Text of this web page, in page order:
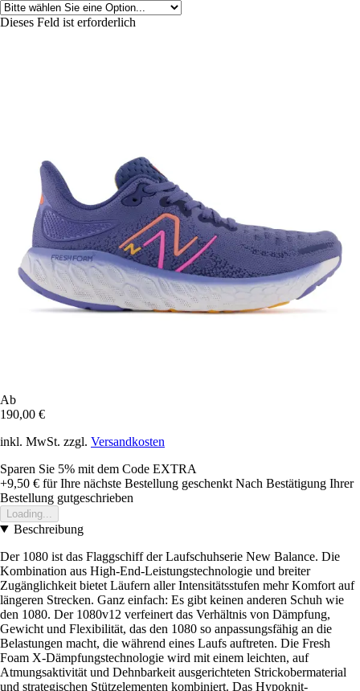
Dieses Feld ist erforderlich
Ab
190,00 €
inkl. MwSt. zzgl. Versandkosten
Sparen Sie 5% mit dem Code EXTRA
+9,50 € für Ihre nächste Bestellung geschenkt Nach Bestätigung Ihrer
Bestellung gutgeschrieben
Loading...
Beschreibung
Der 1080 ist das Flaggschiff der Laufschuhserie New Balance. Die
Kombination aus High-End-Leistungstechnologie und breiter
Zugänglichkeit bietet Läufern aller Intensitätsstufen mehr Komfort auf
längeren Strecken. Ganz einfach: Es gibt keinen anderen Schuh wie
den 1080. Der 1080v12 verfeinert das Verhältnis von Dämpfung,
Gewicht und Flexibilität, das den 1080 so anpassungsfähig an die
Belastungen macht, die während eines Laufs auftreten. Die Fresh
Foam X-Dämpfungstechnologie wird mit einem leichten, auf
Atmungsaktivität und Dehnbarkeit ausgerichteten Strickobermaterial
und strategischen Stützelementen kombiniert. Das Hypoknit-